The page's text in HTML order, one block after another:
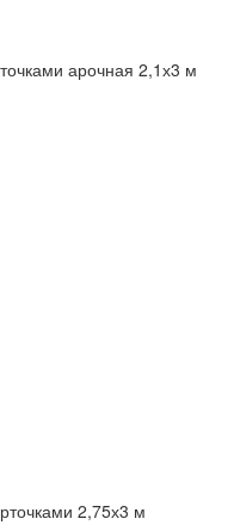
арочная 2,1х3 м
2,75х3 м